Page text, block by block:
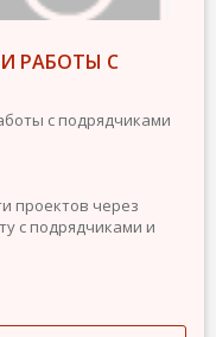
РАБОТЫ С
с подрядчиками
проектов через
с подрядчиками и